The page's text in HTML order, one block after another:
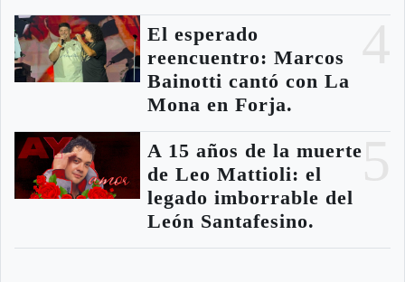
El esperado
reencuentro: Marcos
Bainotti cantó con La
Mona en Forja.
A 15 años de la muerte
de Leo Mattioli: el
legado imborrable del
León Santafesino.